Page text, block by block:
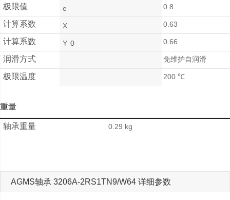
极限值 e 0.8
计算系数 X 0.63
计算系数 Y 0 0.66
润滑方式 免维护自润滑
极限温度 200 ℃
重量
轴承重量 0.29 kg
AGMS轴承 3206A-2RS1TN9/W64 详细参数